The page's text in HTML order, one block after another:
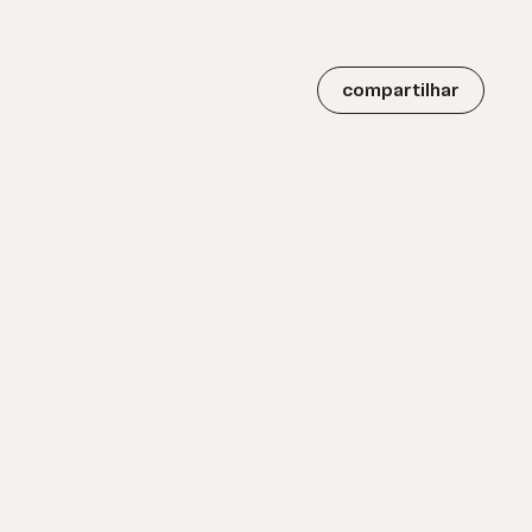
compartilhar